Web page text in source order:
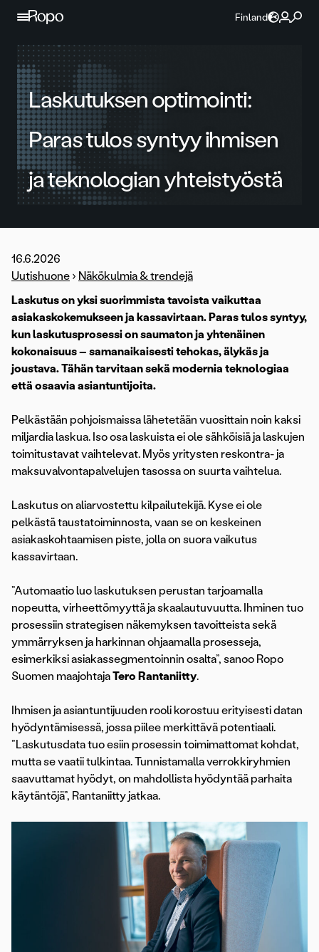
Jatka sisältöön
Finland
Laskutuksen optimointi:
Paras tulos syntyy ihmisen
ja teknologian yhteistyöstä
16.6.2026
Uutishuone › Näkökulmia & trendejä
Laskutus on yksi suorimmista tavoista vaikuttaa
asiakaskokemukseen ja kassavirtaan. Paras tulos syntyy,
kun laskutusprosessi on saumaton ja yhtenäinen
kokonaisuus – samanaikaisesti tehokas, älykäs ja
joustava. Tähän tarvitaan sekä modernia teknologiaa
että osaavia asiantuntijoita.
Pelkästään pohjoismaissa lähetetään vuosittain noin kaksi
miljardia laskua. Iso osa laskuista ei ole sähköisiä ja laskujen
toimitustavat vaihtelevat. Myös yritysten reskontra- ja
maksuvalvontapalvelujen tasossa on suurta vaihtelua.
Laskutus on aliarvostettu kilpailutekijä. Kyse ei ole
pelkästä taustatoiminnosta, vaan se on keskeinen
asiakaskohtaamisen piste, jolla on suora vaikutus
kassavirtaan.
”Automaatio luo laskutuksen perustan tarjoamalla
nopeutta, virheettömyyttä ja skaalautuvuutta. Ihminen tuo
prosessiin strategisen näkemyksen tavoitteista sekä
ymmärryksen ja harkinnan ohjaamalla prosesseja,
esimerkiksi asiakassegmentoinnin osalta”, sanoo Ropo
Suomen maajohtajaTero Rantaniitty.
Ihmisen ja asiantuntijuuden rooli korostuu erityisesti datan
hyödyntämisessä, jossa piilee merkittävä potentiaali.
”Laskutusdata tuo esiin prosessin toimimattomat kohdat,
mutta se vaatii tulkintaa. Tunnistamalla verrokkiryhmien
saavuttamat hyödyt, on mahdollista hyödyntää parhaita
käytäntöjä”, Rantaniitty jatkaa.